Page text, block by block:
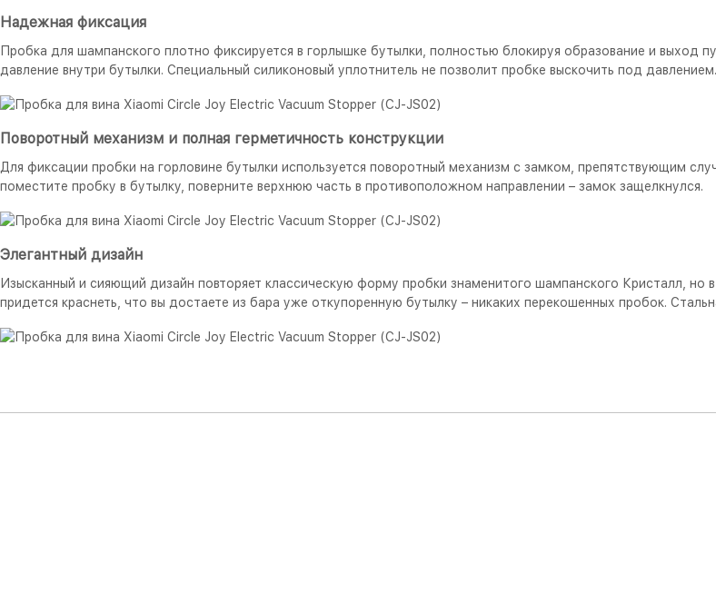
Надежная фиксация
Пробка для шампанского плотно фиксируется в горлышке бутылки, полностью блокируя образование и выход
давление внутри бутылки. Специальный силиконовый уплотнитель не позволит пробке выскочить под давлением.
Поворотный механизм и полная герметичность конструкции
Для фиксации пробки на горловине бутылки используется поворотный механизм с замком, препятствующим
поместите пробку в бутылку, поверните верхнюю часть в противоположном направлении – замок защелкнулся.
Элегантный дизайн
Изысканный и сияющий дизайн повторяет классическую форму пробки знаменитого шампанского Кристалл,
придется краснеть, что вы достаете из бара уже откупоренную бутылку – никаких перекошенных пробок.